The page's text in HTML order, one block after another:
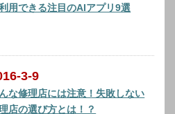
用できる注目のAIアプリ9選
3-9
な修理店には注意！失敗しない
店の選び方とは！？